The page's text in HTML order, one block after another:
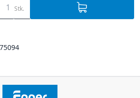
Stk.